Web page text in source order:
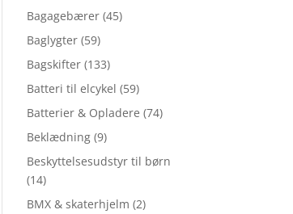
Bagagebærer (45)
Baglygter (59)
Bagskifter (133)
Batteri til elcykel (59)
Batterier & Opladere (74)
Beklædning (9)
Beskyttelsesudstyr til børn
(14)
BMX & skaterhjelm (2)